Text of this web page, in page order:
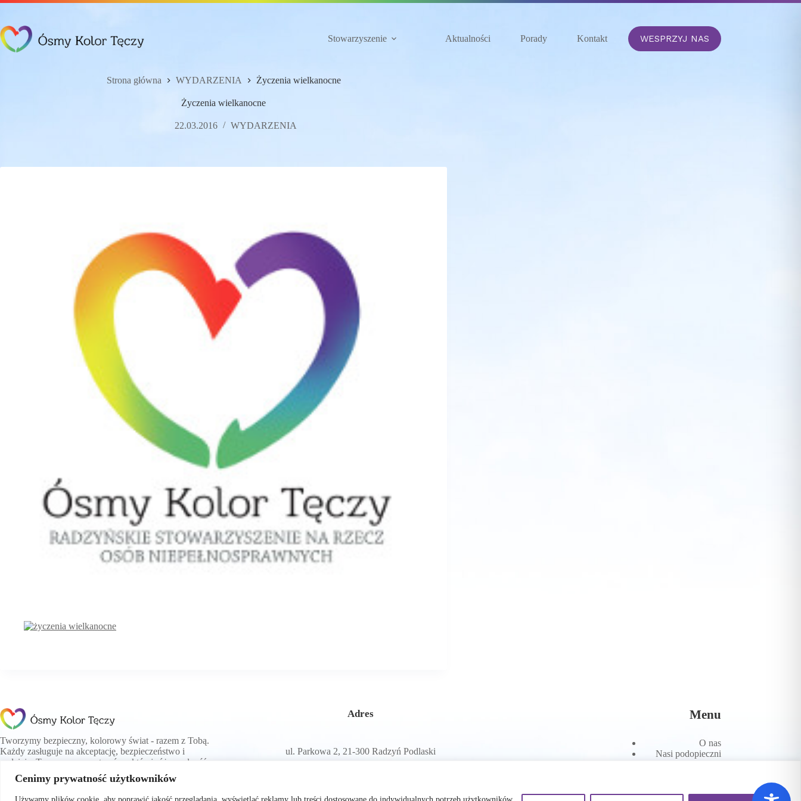
Cenimy prywatność użytkowników
Używamy plików cookie, aby poprawić jakość przeglądania, wyświetlać reklamy lub treści dostosowane do indywidualnych potrzeb użytkowników
treści
Stowarzyszenie
Aktualności Porady Kontakt WESPRZYJ NAS
Strona główna WYDARZENIA Życzenia wielkanocne
Życzenia wielkanocne
22.03.2016 WYDARZENIA
Tworzymy bezpieczny, kolorowy świat - razem z Tobą.
Każdy zasługuje na akceptację, bezpieczeństwo i
nadzieję. Tworzymy przestrzeń, w której różnorodność
jest siłą, a nie przeszkodą.
Adres
ul. Parkowa 2, 21-300 Radzyń Podlaski
Menu
O nas
Nasi podopieczni
Załóż subkonto